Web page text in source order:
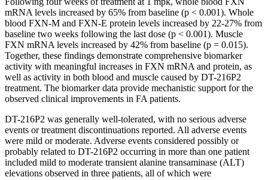
mRNA levels increased by 65% from baseline (p < 0.001). Whole
blood FXN-M and FXN-E protein levels increased by 22-27% from
baseline two weeks following the last dose (p < 0.001). Muscle
FXN mRNA levels increased by 42% from baseline (p = 0.015).
Together, these findings demonstrate comprehensive biomarker
activity with meaningful increases in FXN mRNA and protein, as
well as activity in both blood and muscle caused by DT-216P2
treatment. The biomarker data provide mechanistic support for the
observed clinical improvements in FA patients.
DT-216P2 was generally well-tolerated, with no serious adverse
events or treatment discontinuations reported. All adverse events
were mild or moderate. Adverse events considered possibly or
probably related to DT-216P2 occurring in more than one patient
included mild to moderate transient alanine transaminase (ALT)
elevations observed in three patients, all of which were